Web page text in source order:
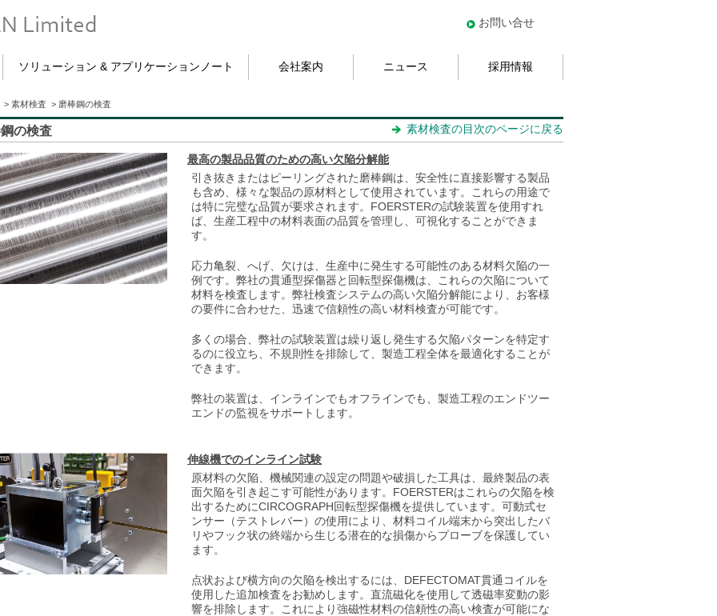
お問い合せ
ソリューション & アプリケーションノート 会社案内 ニュース 採用情報
> 素材検査 > 磨棒鋼の検査
の検査 素材検査の目次のページに戻る
最高の製品品質のための高い欠陥分解能
引き抜きまたはピーリングされた磨棒鋼は、安全性に直接影響する製品
も含め、様々な製品の原材料として使用されています。これらの用途で
は特に完璧な品質が要求されます。FOERSTERの試験装置を使用すれ
ば、生産工程中の材料表面の品質を管理し、可視化することができま
す。
応力亀裂、へげ、欠けは、生産中に発生する可能性のある材料欠陥の一
例です。弊社の貫通型探傷器と回転型探傷機は、これらの欠陥について
材料を検査します。弊社検査システムの高い欠陥分解能により、お客様
の要件に合わせた、迅速で信頼性の高い材料検査が可能です。
多くの場合、弊社の試験装置は繰り返し発生する欠陥パターンを特定す
るのに役立ち、不規則性を排除して、製造工程全体を最適化することが
できます。
弊社の装置は、インラインでもオフラインでも、製造工程のエンドツー
エンドの監視をサポートします。
伸線機でのインライン試験
原材料の欠陥、機械関連の設定の問題や破損した工具は、最終製品の表
面欠陥を引き起こす可能性があります。FOERSTERはこれらの欠陥を検
出するためにCIRCOGRAPH回転型探傷機を提供しています。可動式セ
ンサー（テストレバー）の使用により、材料コイル端末から突出したバ
リやフック状の終端から生じる潜在的な損傷からプローブを保護してい
ます。
点状および横方向の欠陥を検出するには、DEFECTOMAT貫通コイルを
使用した追加検査をお勧めします。直流磁化を使用して透磁率変動の影
響を排除します。これにより強磁性材料の信頼性の高い検査が可能にな